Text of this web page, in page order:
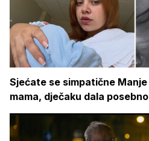
Sjećate se simpatične
mama, dječaku dala